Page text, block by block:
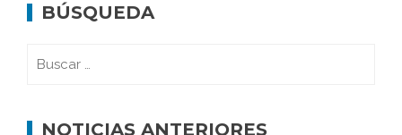
BÚSQUEDA
NOTICIAS ANTERIORES